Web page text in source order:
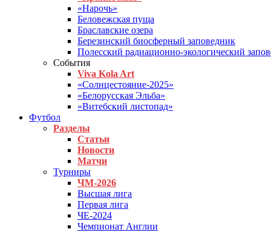
«Нарочь»
Беловежская пуща
Браславские озера
Березинский биосферный заповедник
Полесский радиационно-экологический
События
Viva Kola Art
«Солнцестояние-2025»
«Белорусская Эльба»
«Витебский листопад»
Футбол
Разделы
Статьи
Новости
Матчи
Турниры
ЧМ-2026
Высшая лига
Первая лига
ЧЕ-2024
Чемпионат Англии